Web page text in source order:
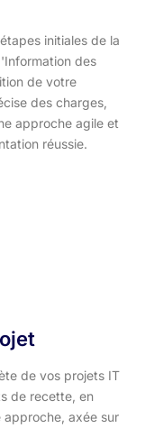
initiales de la
des
de votre
des charges,
approche agile et
réussie.
de vos projets IT
de recette, en
axée sur